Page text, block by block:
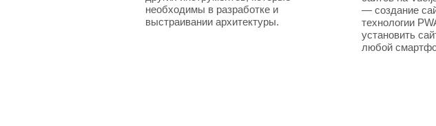
необходимы в разработке и
выстраивании архитектуры.
— создание
технологии
установить
любой